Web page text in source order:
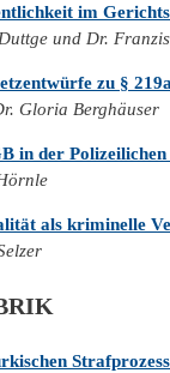
im
und Dr.
zu §
Gloria Berghäuser
in der
als kriminelle